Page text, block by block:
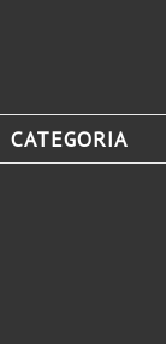
CATEGORIA